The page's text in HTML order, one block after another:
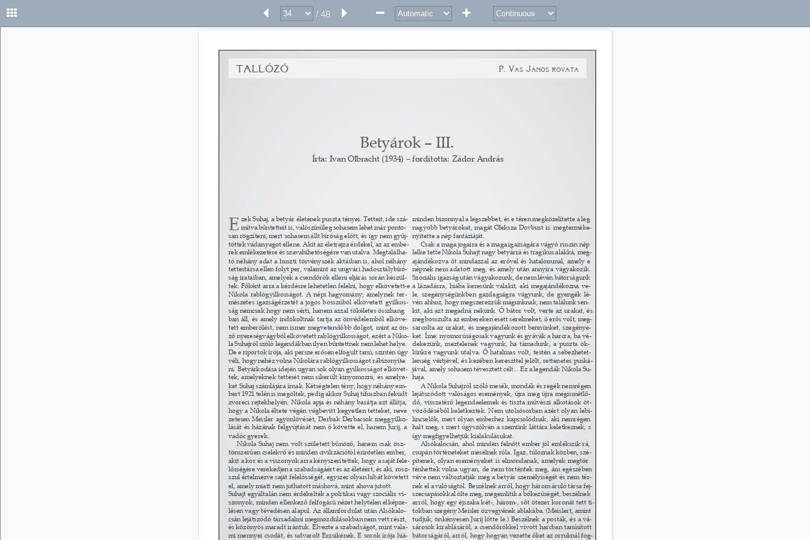
/ 48
E zek Suhaj, a betyár életének puszta tényei. Tetteit, ide szá-
mítva bűntetteit is, valószínűleg sohasem lehet már ponto-
san rögzíteni, mert sohasem állt bíróság előtt, és így nem gyűj-
töttek vádanyagot ellene. Akit az életrajza érdekel, az az embe-
rek emlékezetére és szavahihetőségére van utalva. Megtalálha-
tó néhány adat a huszti törvényszék aktáiban is, ahol néhány
tettestársa ellen folyt per, valamint az ungvári hadosztálybíró-
ság irataiban, amelyek a csendőrök elleni eljárás során készül-
tek. Főként arra a kérdésre lehetetlen felelni, hogy elkövetett-e
Nikola rablógyilkosságot. A népi hagyomány, amelynek ter-
mészetes igazságérzetét a jogos bosszúból elkövetett gyilkos-
ság nemcsak hogy nem sérti, hanem azzal tökéletes összhang
-
ban áll, és amely indokoltnak tartja az önvédelemből elköve-
tett emberölést, nem ismer megvetendőbb dolgot, mint az ön-
ző nyereségvágyból elkövetett rablógyilkosságot, ezért a Niko-
la Suhajról szóló legendákban ilyen bűntettnek nem lehet helye.
De e riportok írója, aki persze erősen elfogult tanú, szintén úgy
véli, hogy nehéz volna Nikolára rablógyilkosságot rábizonyíta
-
ni. Betyárkodása idején ugyan sok olyan gyilkosságot elkövet-
tek, amelyeknek tettesét nem sikerült kinyomozni, és amelye-
ket Suhaj számlájára írnak. Kétségtelen tény, hogy néhány em-
bert 1921 telén is megöltek, pedig akkor Suhaj tífuszban feküdt
zvoreci rejtekhelyén. Nikola apja és néhány barátja azt állítja,
hogy a Nikola éltete végén végbevitt kegyetlen tetteket, neve
-
zetesen Meisler agyonlövését, Derbak Derbacsok meggyilko-
lását és házának felgyújtását nem ő követte el, hanem Jurij, a
vadóc gyerek.
Nikola Suhaj nem volt született bűnöző, hanem csak ösz-
tönszerűen cselekvő és minden civilizációtól érintetlen ember,
akit a kor és a viszonyok arra kényszerítettek, hogy a saját fele-
lősségére verekedjen a szabadságáért és az életéért, és aki, rosz-
szul értelmezve saját felelősségét, egyszer olyan hibát követett
el, amely miatt nem juthatott máshová, mint ahova jutott.
Suhajt egyáltalán nem érdekelték a politikai vagy szociális vi-
szonyok, minden ellenkező felfogású nézet helytelen elképze-
lésen vagy tévedésen alapul. Az államfordulat után Alsókalo-
csán lejátszódó társadalmi megmozdulásokban nem vett részt,
és közönyös maradt irántuk. Élvezte a szabadságot, mint vala-
mi mennyei csodát, és udvarolt Erzsikének. E sorok írója hiá-
minden bizonnyal a legszebbet, és e téren megközelítette a leg
-
nagyobb betyárokat, magát Oleksza Dovbust is: megterméke-
nyítette a nép fantáziáját.
Csak a maga jogaira és a maga igazságára vágyó ruszin nép
lelke tette Nikola Suhajt nagy betyárrá és tragikus alakká, meg-
ajándékozva őt mindazzal az erővel és hatalommal, amely e
népnek nem adatott meg, és amely után annyira vágyakozik.
Szociális igazság után vágyakozunk, de nem lévén bátorságunk
a lázadásra, hiába keresünk valakit, aki megajándékozna ve-
le, szegénységünkben gazdagságra vágyunk, de gyengék lé-
vén ahhoz, hogy megszerezzük magunknak, nem találunk sen-
kit, aki azt megadná nekünk. Ő bátor volt, verte az urakat, és
megbosszulta az embereken esett sérelmeket, ő erős volt, meg-
sarcolta az urakat, és megajándékozott bennünket, szegénye-
ket. Íme: nyomorúságosak vagyunk és gyávák a harcra, ha vé-
dekezünk, meztelenek vagyunk, ha támadunk, a puszta ök-
lünkre vagyunk utalva. Ő hatalmas volt, testén a sebezhetet-
lenség vértjével, és kezében kereszttel jelölt, rettenetes puská-
jával, amely sohasem tévesztett célt... Ez a legendák Nikola Su-
haja.
A Nikola Suhajról szóló mesék, mondák és regék nemrégen
lejátszódott valóságos események, újra meg újra megismétlő-
dő, visszatérő legendaelemek és tiszta művészi alkotások öt-
vöződéséből keletkeztek. Nem utolsósorban azért olyan lebi-
lincselők, mert olyan emberhez kapcsolódnak, aki nemrégen
halt meg, s mert úgyszólván a szemünk láttára keletkeznek, s
így megﬁgyelhetjük kialakulásukat.
Alsókalocsán, ahol minden felnőtt ember jól emlékszik rá,
csupán történeteket mesélnek róla. Igaz, túloznak közben, szé-
pítenek, olyan eseményeket is elmondanak, amelyek megtör
-
ténhettek volna ugyan, de nem történtek meg, ám egészében
véve nem változtatják meg a betyár személyiségét és nem tér-
nek el a valóságtól. Beszélnek arról, hogy három áruló társa fej-
szecsapásokkal ölte meg, megemlítik a bőkezűségét, beszélnek
arról, hogy egy éjszaka két-, három-, sőt ötezer koronát tett ti-
tokban szegény Meisler özvegyének ablakába. (Meislert, amint
tudjuk, önkényesen Jurij lőtte le.) Beszélnek a posták, és a vá-
sárosok kirablásáról, a csendőrökkel vívott harcban tanúsított
bátorságáról, arról, hogy hogyan vezette őket az orruknál fog-
tallózó
Betyárok – III.
Írta: Ivan Olbracht (1934) – fordította: Zádor András
P. V as J ános RoVata